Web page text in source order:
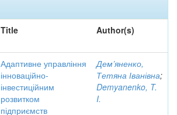
Title Author(s)
Адаптивне управління
інноваційно-
інвестиційним
розвитком
підприємств
Дем’яненко,
Тетяна Іванівна;
Demyanenko, T.
I.